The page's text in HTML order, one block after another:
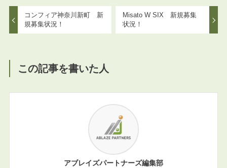
コンフィア神奈川新町 新
規募集状況！
Misato W SIX 新規募集
状況！
この記事を書いた人
アブレイズパートナーズ編集部